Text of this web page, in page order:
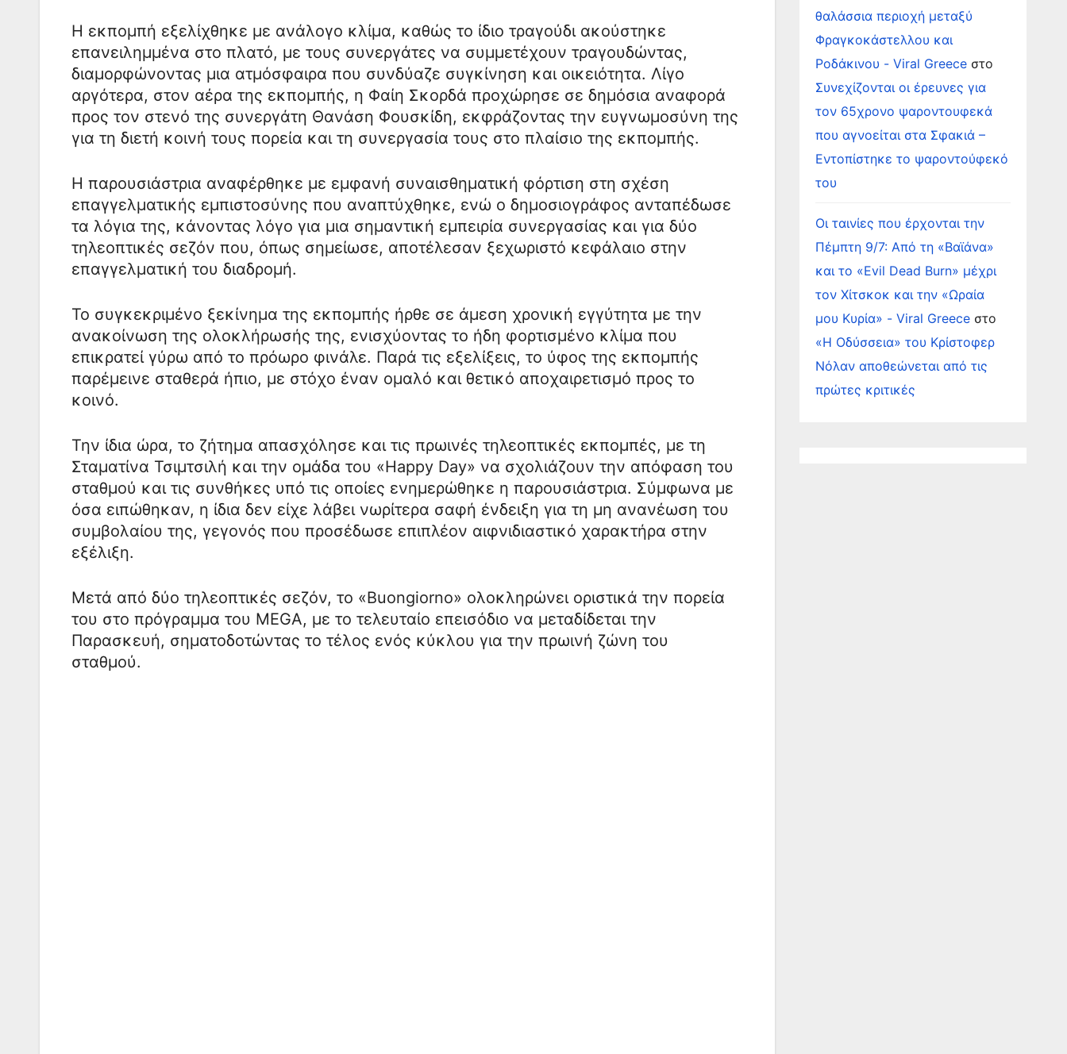
Η εκπομπή εξελίχθηκε με ανάλογο κλίμα, καθώς το ίδιο τραγούδι ακούστηκε
επανειλημμένα στο πλατό, με τους συνεργάτες να συμμετέχουν τραγουδώντας,
διαμορφώνοντας μια ατμόσφαιρα που συνδύαζε συγκίνηση και οικειότητα. Λίγο
αργότερα, στον αέρα της εκπομπής, η Φαίη Σκορδά προχώρησε σε δημόσια αναφορά
προς τον στενό της συνεργάτη Θανάση Φουσκίδη, εκφράζοντας την ευγνωμοσύνη της
για τη διετή κοινή τους πορεία και τη συνεργασία τους στο πλαίσιο της εκπομπής.
Η παρουσιάστρια αναφέρθηκε με εμφανή συναισθηματική φόρτιση στη σχέση
επαγγελματικής εμπιστοσύνης που αναπτύχθηκε, ενώ ο δημοσιογράφος ανταπέδωσε
τα λόγια της, κάνοντας λόγο για μια σημαντική εμπειρία συνεργασίας και για δύο
τηλεοπτικές σεζόν που, όπως σημείωσε, αποτέλεσαν ξεχωριστό κεφάλαιο στην
επαγγελματική του διαδρομή.
Το συγκεκριμένο ξεκίνημα της εκπομπής ήρθε σε άμεση χρονική εγγύτητα με την
ανακοίνωση της ολοκλήρωσής της, ενισχύοντας το ήδη φορτισμένο κλίμα που
επικρατεί γύρω από το πρόωρο φινάλε. Παρά τις εξελίξεις, το ύφος της εκπομπής
παρέμεινε σταθερά ήπιο, με στόχο έναν ομαλό και θετικό αποχαιρετισμό προς το
κοινό.
Την ίδια ώρα, το ζήτημα απασχόλησε και τις πρωινές τηλεοπτικές εκπομπές, με τη
Σταματίνα Τσιμτσιλή και την ομάδα του «Happy Day» να σχολιάζουν την απόφαση του
σταθμού και τις συνθήκες υπό τις οποίες ενημερώθηκε η παρουσιάστρια. Σύμφωνα με
όσα ειπώθηκαν, η ίδια δεν είχε λάβει νωρίτερα σαφή ένδειξη για τη μη ανανέωση του
συμβολαίου της, γεγονός που προσέδωσε επιπλέον αιφνιδιαστικό χαρακτήρα στην
εξέλιξη.
Μετά από δύο τηλεοπτικές σεζόν, το «Buongiorno» ολοκληρώνει οριστικά την πορεία
του στο πρόγραμμα του MEGA, με το τελευταίο επεισόδιο να μεταδίδεται την
Παρασκευή, σηματοδοτώντας το τέλος ενός κύκλου για την πρωινή ζώνη του
σταθμού.
θαλάσσια περιοχή μεταξύ
Φραγκοκάστελλου και
Ροδάκινου - Viral Greeceστο
Συνεχίζονται οι έρευνες για
τον 65χρονο ψαροντουφεκά
που αγνοείται στα Σφακιά –
Εντοπίστηκε το ψαροντούφεκό
του
Οι ταινίες που έρχονται την
Πέμπτη 9/7: Από τη «Βαϊάνα»
και το «Evil Dead Burn» μέχρι
τον Χίτσκοκ και την «Ωραία
μου Κυρία» - Viral Greeceστο
«Η Οδύσσεια» του Κρίστοφερ
Νόλαν αποθεώνεται από τις
πρώτες κριτικές